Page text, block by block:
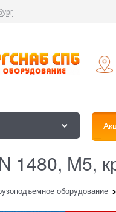
1480, M5,
оборудование